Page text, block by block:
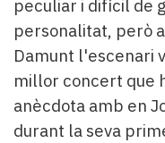
peculiar i difícil de
personalitat, però
Damunt l'escenari
millor concert que
anècdota amb en
durant la seva